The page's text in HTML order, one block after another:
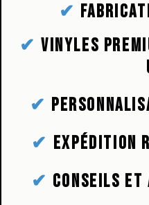
✔
✔Vinyles
✔
✔ Expédition
✔ Conseils et